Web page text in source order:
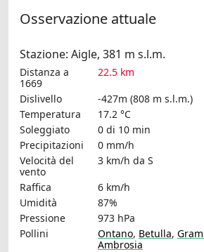
Osservazione attuale
Stazione: Aigle, 381 m s.l.m.
Distanza a
1669
22.5 km
Dislivello
-427m (808 m s.l.m.)
Temperatura
17.2 °C
Soleggiato
0 di 10 min
Precipitazioni
0 mm/h
Velocità del
vento
3 km/h da S
Raffica
6 km/h
Umidità
87%
Pressione
973 hPa
Pollini
Ontano, Betulla,
Ambrosia